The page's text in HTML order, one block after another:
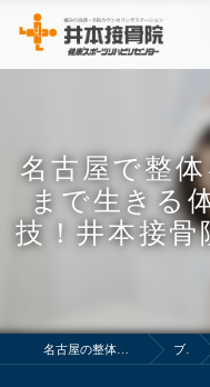
名古屋で整
まで生きる
技！井本接骨
名古屋の整体スクールは井本接骨院 ブログ